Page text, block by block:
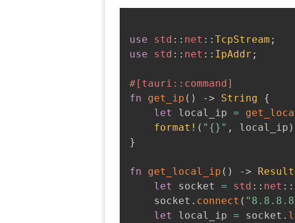
use std :: net :: TcpStream ;
use
std :: net :: IpAddr ;
#[tauri::command]
fn
get_ip ( ) -> String
{
let
local_ip =
format! ( "{}" , local_ip )
}
fn get_local_ip ( ) -> Result
let
socket = std :: net ::
    socket
. connect (
let
local_ip = socket .